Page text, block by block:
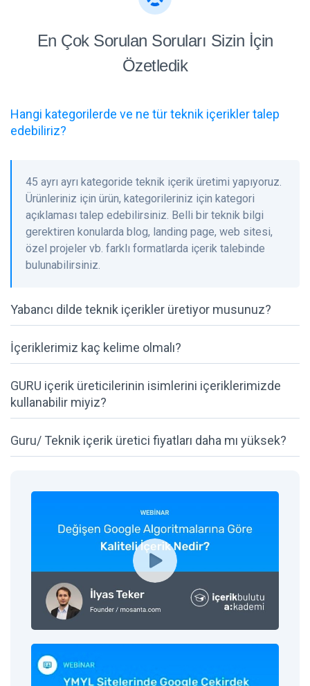
En Çok Sorulan Soruları Sizin İçin
Özetledik
Hangi kategorilerde ve ne tür teknik içerikler talep
edebiliriz?
45 ayrı ayrı kategoride teknik içerik üretimi yapıyoruz.
Ürünleriniz için ürün, kategorileriniz için kategori
açıklaması talep edebilirsiniz. Belli bir teknik bilgi
gerektiren konularda blog, landing page, web sitesi,
özel projeler vb. farklı formatlarda içerik talebinde
bulunabilirsiniz.
Yabancı dilde teknik içerikler üretiyor musunuz?
İçeriklerimiz kaç kelime olmalı?
GURU içerik üreticilerinin isimlerini içeriklerimizde
kullanabilir miyiz?
Guru/ Teknik içerik üretici fiyatları daha mı yüksek?